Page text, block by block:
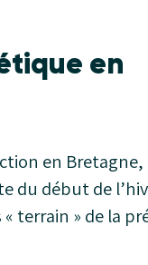
en
en
du début de
terrain » de la